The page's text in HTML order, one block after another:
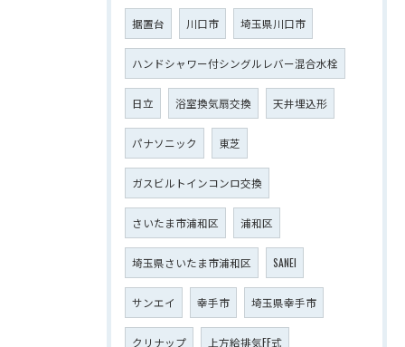
据置台 川口市 埼玉県川口市
ハンドシャワー付シングルレバー混合水栓
日立 浴室換気扇交換 天井埋込形
パナソニック 東芝
ガスビルトインコンロ交換
さいたま市浦和区 浦和区
埼玉県さいたま市浦和区 SANEI
サンエイ 幸手市 埼玉県幸手市
クリナップ 上方給排気FF式